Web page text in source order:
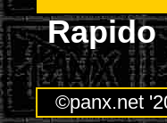
Rapido
©panx.net